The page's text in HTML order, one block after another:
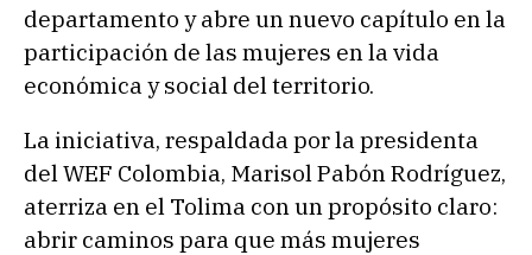
departamento y abre un nuevo capítulo en la
participación de las mujeres en la vida
económica y social del territorio.
La iniciativa, respaldada por la presidenta
del WEF Colombia, Marisol Pabón Rodríguez,
aterriza en el Tolima con un propósito claro:
abrir caminos para que más mujeres